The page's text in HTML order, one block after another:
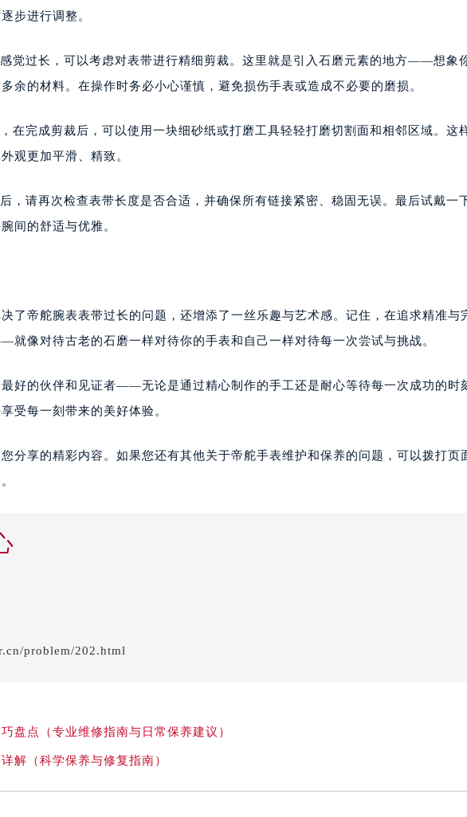
步进行调整。
觉过长，可以考虑对表带进行精细剪裁。这里就是引入石磨元素的地方——想象
余的材料。在操作时务必小心谨慎，避免损伤手表或造成不必要的磨损。
在完成剪裁后，可以使用一块细砂纸或打磨工具轻轻打磨切割面和相邻区域。这
观更加平滑、精致。
，请再次检查表带长度是否合适，并确保所有链接紧密、稳固无误。最后试戴一
间的舒适与优雅。
了帝舵腕表表带过长的问题，还增添了一丝乐趣与艺术感。记住，在追求精准与
像对待古老的石磨一样对待你的手表和自己一样对待每一次尝试与挑战。
好的伙伴和见证者——无论是通过精心制作的手工还是耐心等待每一次成功的时
受每一刻带来的美好体验。
您分享的精彩内容。如果您还有其他关于帝舵手表维护和保养的问题，可以拨打页
problem/202.html
盘点（专业维修指南与日常保养建议）
解（科学保养与修复指南）